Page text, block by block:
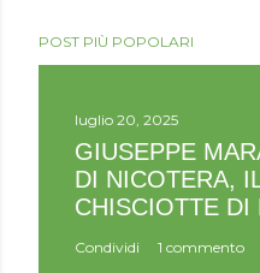
POST PIÙ POPOLARI
luglio 20, 2025
GIUSEPPE
DI NICOTERA,
CHISCIOTTE DI
Condividi 1 commento